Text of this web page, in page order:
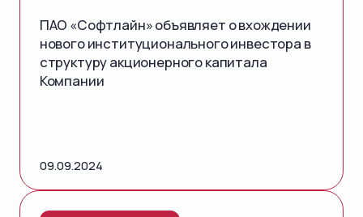
ПАО «Софтлайн» объявляет о вхождении
нового институционального инвестора в
структуру акционерного капитала
Компании
09.09.2024